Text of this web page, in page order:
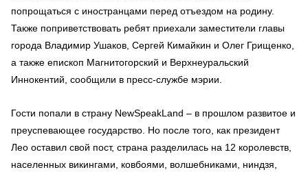
попрощаться с иностранцами перед отъездом на родину.
Также поприветствовать ребят приехали заместители главы
города Владимир Ушаков, Сергей Кимайкин и Олег Грищенко,
а также епископ Магнитогорский и Верхнеуральский
Иннокентий, сообщили в пресс-службе мэрии.
Гости попали в страну NewSpeakLand – в прошлом развитое и
преуспевающее государство. Но после того, как президент
Лео оставил свой пост, страна разделилась на 12 королевств,
населенных викингами, ковбоями, волшебниками, ниндзя,